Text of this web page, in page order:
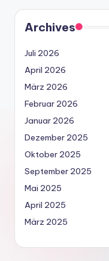
Archives
Juli 2026
April 2026
März 2026
Februar 2026
Januar 2026
Dezember 2025
Oktober 2025
September 2025
Mai 2025
April 2025
März 2025